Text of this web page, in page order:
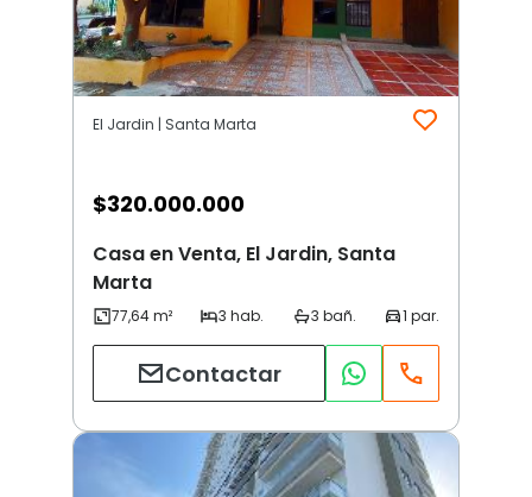
El Jardin | Santa Marta
$320.000.000
Casa en Venta, El Jardin, Santa
Marta
Contactar